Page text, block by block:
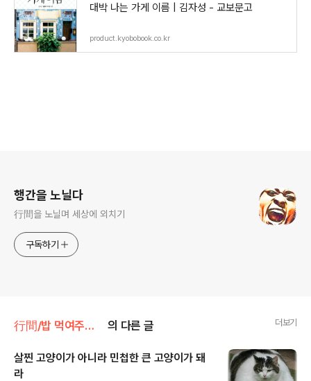
대박 나는 가게 이름 | 김자성 - 교보문고
product.kyobobook.co.kr
행간을 노닐다
行間을 노닐며 세상에 외치기
구독하기
行間/밥 먹여주는 경제경영 의 다른 글 더보기
살찐 고양이가 아니라 민첩한 큰 고양이가 돼
라